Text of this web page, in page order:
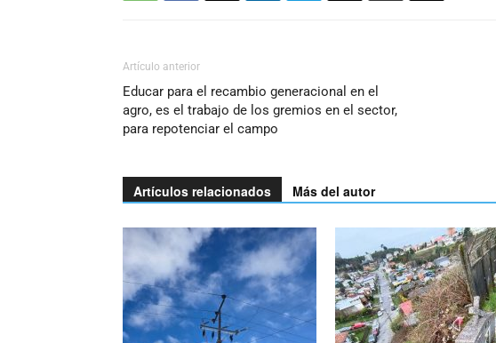
Artículo anterior
Educar para el recambio generacional en el
agro, es el trabajo de los gremios en el sector,
para repotenciar el campo
Artículos relacionados Más del autor